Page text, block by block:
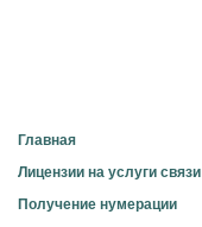
Главная
Лицензии на услуги связи
Получение нумерации